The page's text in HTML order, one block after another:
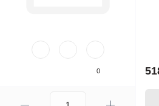
0